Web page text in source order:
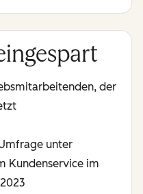
der
unter
Kundenservice im